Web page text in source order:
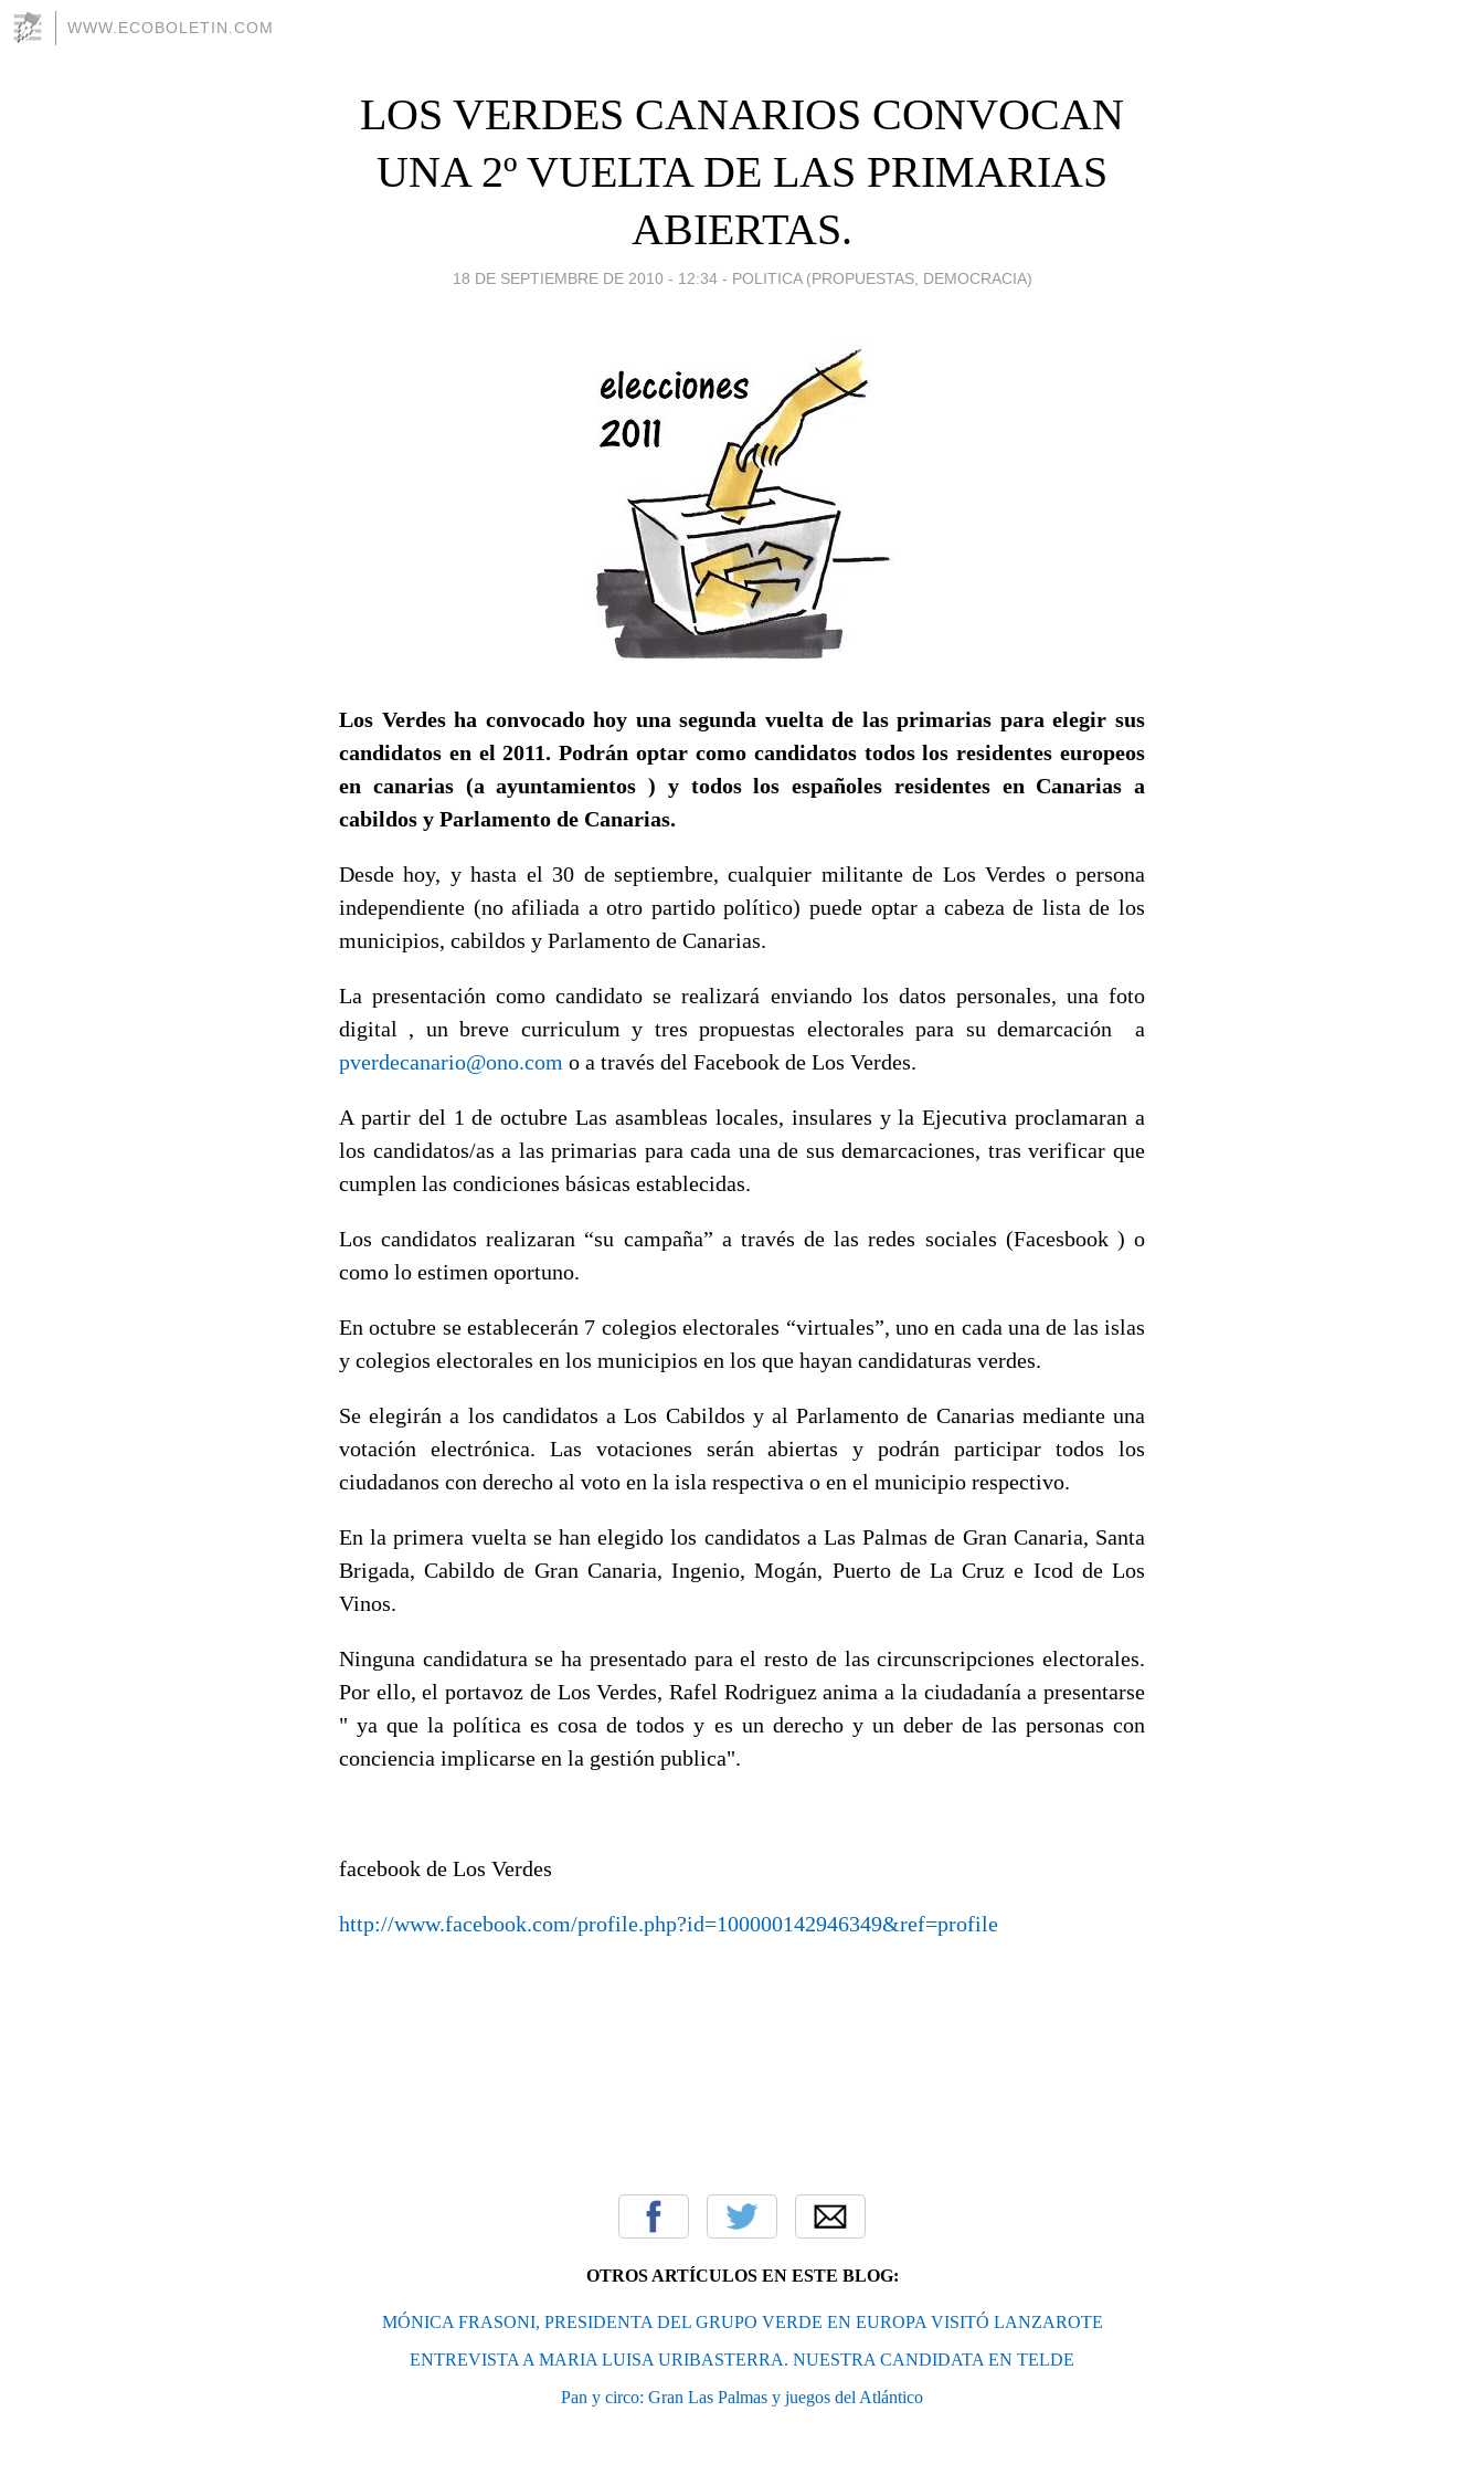
WWW.ECOBOLETIN.COM
LOS VERDES CANARIOS CONVOCAN
UNA 2º VUELTA DE LAS PRIMARIAS
ABIERTAS.
18 DE SEPTIEMBRE DE 2010 - 12:34 - POLITICA (PROPUESTAS, DEMOCRACIA)
Los Verdes ha convocado hoy una segunda vuelta de las primarias para elegir sus
candidatos en el 2011. Podrán optar como candidatos todos los residentes europeos
en canarias (a ayuntamientos ) y todos los españoles residentes en Canarias a
cabildos y Parlamento de Canarias.
Desde hoy, y hasta el 30 de septiembre, cualquier militante de Los Verdes o persona
independiente (no afiliada a otro partido político) puede optar a cabeza de lista de los
municipios, cabildos y Parlamento de Canarias.
La presentación como candidato se realizará enviando los datos personales, una foto
digital , un breve curriculum y tres propuestas electorales para su demarcación a
pverdecanario@ono.com o a través del Facebook de Los Verdes.
A partir del 1 de octubre Las asambleas locales, insulares y la Ejecutiva proclamaran a
los candidatos/as a las primarias para cada una de sus demarcaciones, tras verificar que
cumplen las condiciones básicas establecidas.
Los candidatos realizaran “su campaña” a través de las redes sociales (Facesbook ) o
como lo estimen oportuno.
En octubre se establecerán 7 colegios electorales “virtuales”, uno en cada una de las islas
y colegios electorales en los municipios en los que hayan candidaturas verdes.
Se elegirán a los candidatos a Los Cabildos y al Parlamento de Canarias mediante una
votación electrónica. Las votaciones serán abiertas y podrán participar todos los
ciudadanos con derecho al voto en la isla respectiva o en el municipio respectivo.
En la primera vuelta se han elegido los candidatos a Las Palmas de Gran Canaria, Santa
Brigada, Cabildo de Gran Canaria, Ingenio, Mogán, Puerto de La Cruz e Icod de Los
Vinos.
Ninguna candidatura se ha presentado para el resto de las circunscripciones electorales.
Por ello, el portavoz de Los Verdes, Rafel Rodriguez anima a la ciudadanía a presentarse
" ya que la política es cosa de todos y es un derecho y un deber de las personas con
conciencia implicarse en la gestión publica".
facebook de Los Verdes
http://www.facebook.com/profile.php?id=100000142946349&ref=profile
OTROS ARTÍCULOS EN ESTE BLOG:
MÓNICA FRASONI, PRESIDENTA DEL GRUPO VERDE EN EUROPA VISITÓ LANZAROTE
ENTREVISTA A MARIA LUISA URIBASTERRA. NUESTRA CANDIDATA EN TELDE
Pan y circo: Gran Las Palmas y juegos del Atlántico